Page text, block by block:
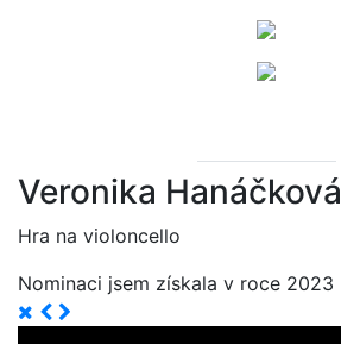
Veronika Hanáčková
Hra na violoncello
Nominaci jsem získala v roce 2023